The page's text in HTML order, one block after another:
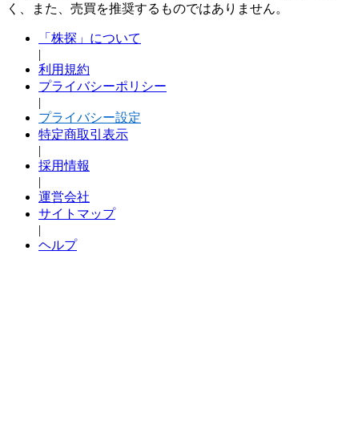
く、また、売買を推奨するものではありません。
「株探」について
|
利用規約
プライバシーポリシー
|
プライバシー設定
特定商取引表示
|
採用情報
|
運営会社
サイトマップ
|
ヘルプ